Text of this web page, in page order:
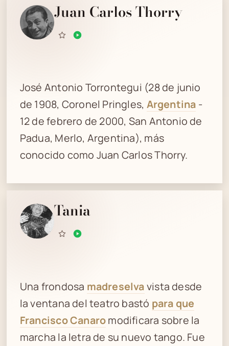
Juan Carlos Thorry
José Antonio Torrontegui (28 de junio
de 1908, Coronel Pringles, Argentina -
12 de febrero de 2000, San Antonio de
Padua, Merlo, Argentina), más
conocido como Juan Carlos Thorry.
Tania
Una frondosa madreselvavista desde
la ventana del teatro bastó para que
Francisco Canaromodificara sobre la
marcha la letra de su nuevo tango. Fue